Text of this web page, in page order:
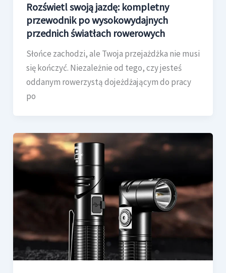
Rozświetl swoją jazdę: kompletny
przewodnik po wysokowydajnych
przednich światłach rowerowych
Słońce zachodzi, ale Twoja przejażdżka nie musi
się kończyć. Niezależnie od tego, czy jesteś
oddanym rowerzystą dojeżdżającym do pracy
po